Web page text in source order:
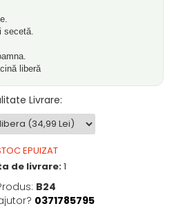
secetă.
liberă
Livrare:
EPUIZAT
de livrare:1
B24
0371785795